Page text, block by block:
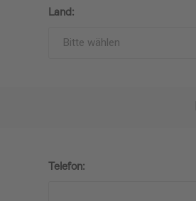
Land:
Telefon: